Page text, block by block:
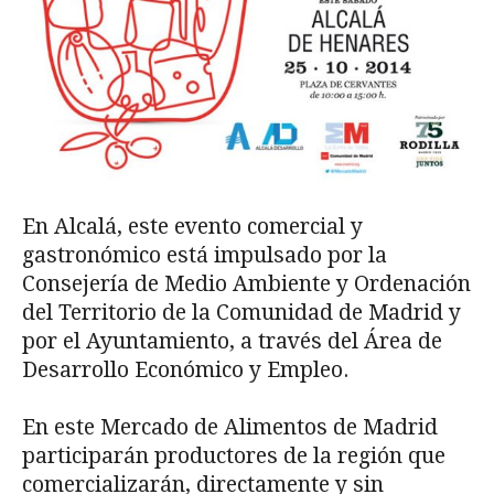
En Alcalá, este evento comercial y
gastronómico está impulsado por la
Consejería de Medio Ambiente y Ordenación
del Territorio de la Comunidad de Madrid y
por el Ayuntamiento, a través del Área de
Desarrollo Económico y Empleo.
En este Mercado de Alimentos de Madrid
participarán productores de la región que
comercializarán, directamente y sin